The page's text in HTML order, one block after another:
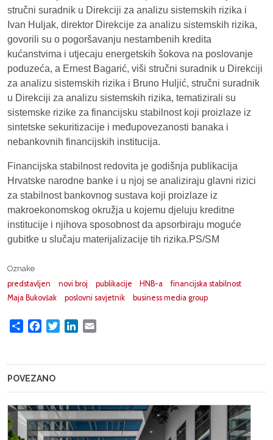
stručni suradnik u Direkciji za analizu sistemskih rizika i
Ivan Huljak, direktor Direkcije za analizu sistemskih rizika,
govorili su o pogoršavanju nestambenih kredita
kućanstvima i utjecaju energetskih šokova na poslovanje
poduzeća, a Ernest Bagarić, viši stručni suradnik u Direkciji
za analizu sistemskih rizika i Bruno Huljić, stručni suradnik
u Direkciji za analizu sistemskih rizika, tematizirali su
sistemske rizike za financijsku stabilnost koji proizlaze iz
sintetske sekuritizacije i međupovezanosti banaka i
nebankovnih financijskih institucija.
Financijska stabilnost redovita je godišnja publikacija
Hrvatske narodne banke i u njoj se analiziraju glavni rizici
za stabilnost bankovnog sustava koji proizlaze iz
makroekonomskog okružja u kojemu djeluju kreditne
institucije i njihova sposobnost da apsorbiraju moguće
gubitke u slučaju materijalizacije tih rizika.PS/SM
Oznake
predstavljen
novi broj publikacije HNB-a
financijska stabilnost
Maja Bukovšak
poslovni savjetnik business media group
Share FacebookTwitterLinkedIn
POVEZANO